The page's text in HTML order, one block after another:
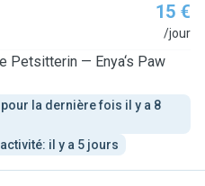
15 €
/jour
Petsitterin — Enya‘s Paw
la dernière fois il y a 8
il y a 5 jours